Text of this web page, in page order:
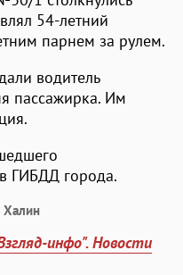
54-летний
парнем за рулем.
водитель
пассажирка. Им
ГИБДД города.
Халин
инфо". Новости